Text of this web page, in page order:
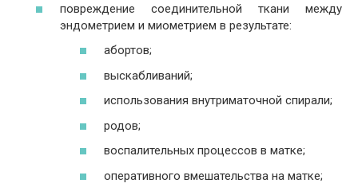
повреждение соединительной ткани между
эндометрием и миометрием в результате:
абортов;
выскабливаний;
использования внутриматочной спирали;
родов;
воспалительных процессов в матке;
оперативного вмешательства на матке;